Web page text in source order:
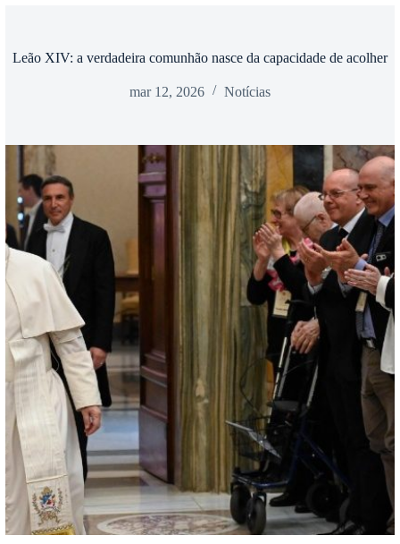
Leão XIV: a verdadeira comunhão nasce da capacidade de acolher
mar 12, 2026 Notícias